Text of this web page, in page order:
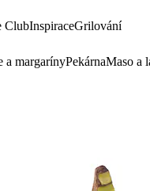
ClubInspiraceGrilování
a margarínyPekárnaMaso a